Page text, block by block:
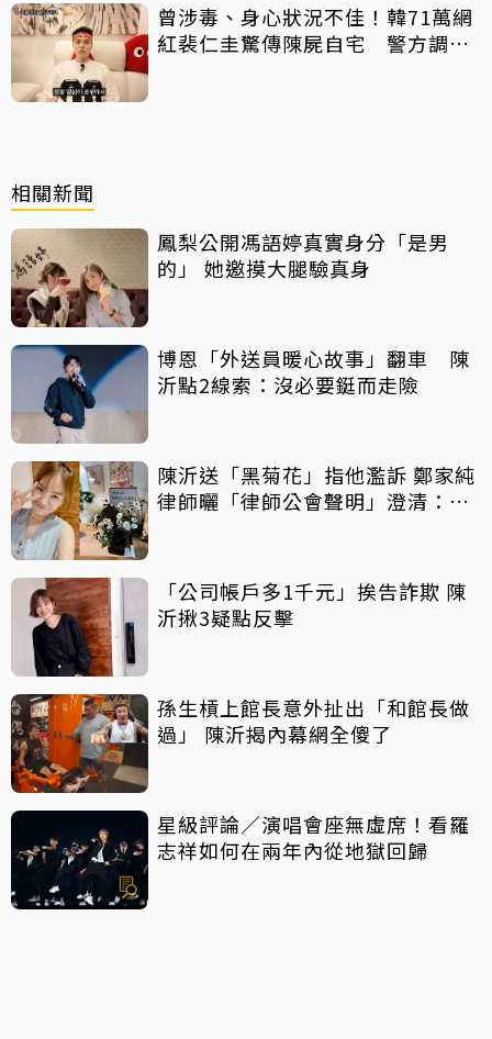
曾涉毒、身心狀況不佳！韓71萬網
紅裴仁圭驚傳陳屍自宅 警方調查
相關新聞
鳳梨公開馮語婷真實身分「是男
的」 她邀摸大腿驗真身
博恩「外送員暖心故事」翻車 陳
沂點2線索：沒必要鋌而走險
陳沂送「黑菊花」指他濫訴 鄭家純
律師曬「律師公會聲明」澄清：告
「公司帳戶多1千元」挨告詐欺 陳
沂揪3疑點反擊
孫生槓上館長意外扯出「和館長做
過」 陳沂揭內幕網全傻了
星級評論／演唱會座無虛席！看羅
志祥如何在兩年內從地獄回歸